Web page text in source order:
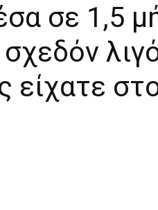
σε 1,5
είχατε